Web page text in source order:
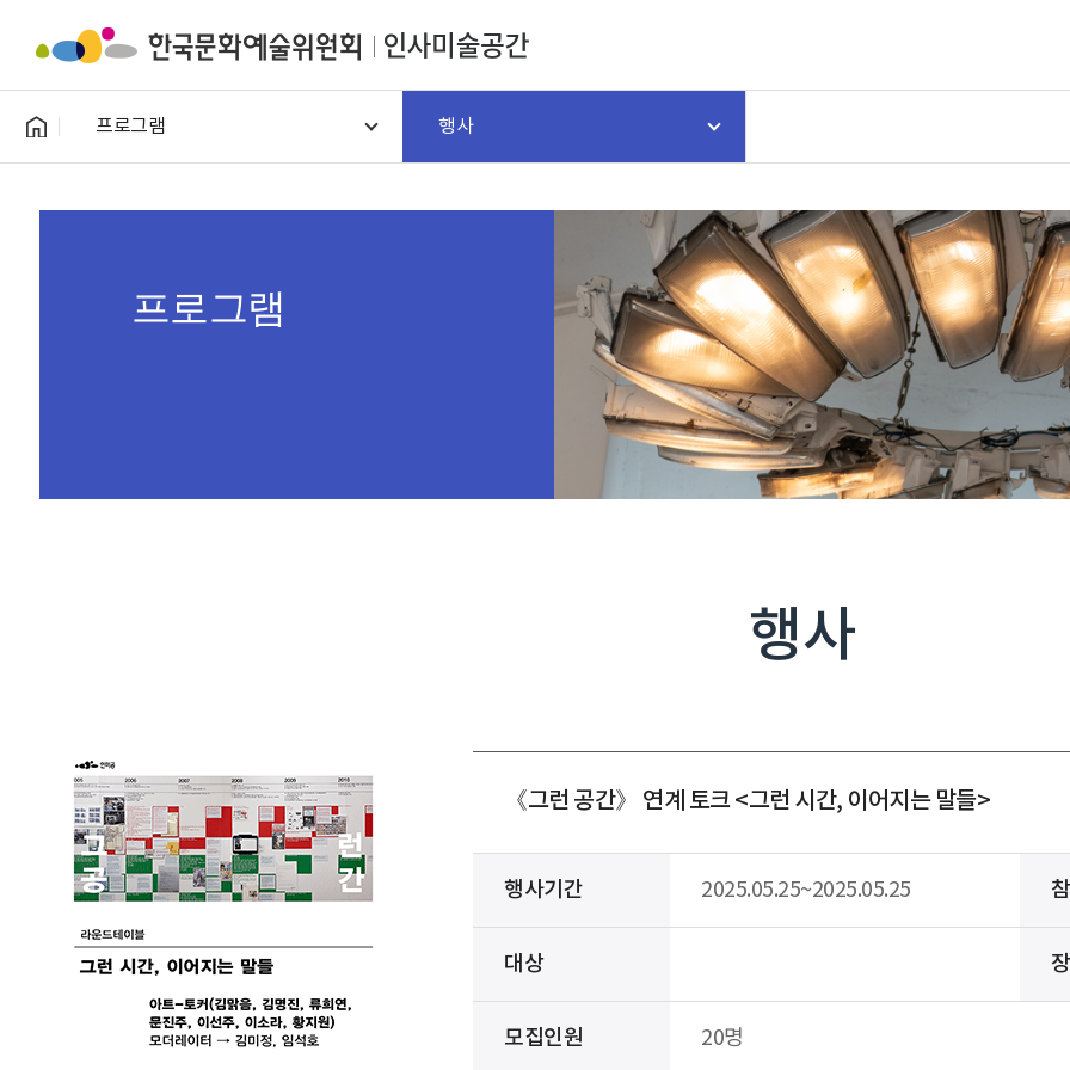
프로그램 행사
프로그램
행사
《그런 공간》 연계 토크 <그런 시간, 이어지는 말들>
행사기간 2025.05.25~2025.05.25
대상
모집인원 20명